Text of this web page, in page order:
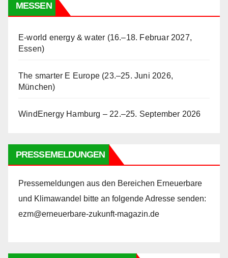
MESSEN
E-world energy & water (16.–18. Februar 2027,
Essen)
The smarter E Europe (23.–25. Juni 2026,
München)
WindEnergy Hamburg – 22.–25. September 2026
PRESSEMELDUNGEN
Pressemeldungen aus den Bereichen Erneuerbare
und Klimawandel bitte an folgende Adresse senden:
ezm@erneuerbare-zukunft-magazin.de